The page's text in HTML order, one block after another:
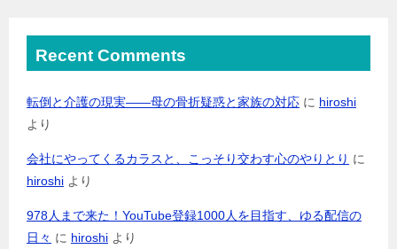
Recent Comments
転倒と介護の現実――母の骨折疑惑と家族の対応 に hiroshi
より
会社にやってくるカラスと、こっそり交わす心のやりとり に
hiroshi より
978人まで来た！YouTube登録1000人を目指す、ゆる配信の
日々 に hiroshi より